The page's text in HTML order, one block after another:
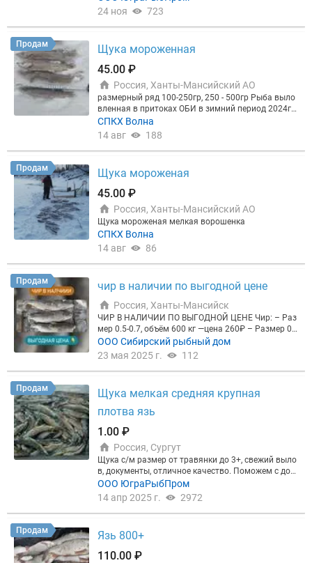
3 3+ Щука 0,3-0,5 Травянка до 300гр Язь 0.8+ Язь
17+ Сырок 250+ Сырок 150-250 Лещ 100-300 Лещ
ковка мешки(ворох), брикет пакет, вся рыба отка
либрована строго по размерам. Полный пакет до
кументов. При заказе от 20тн поможем с доставк
ой. Ассортимент и наличие, цены, уточняйте по те
лефону или в любом удобном мессенджере. Пост
оянным клиентам отсрочка платежа. Звоните ил
и скидывайте ваши заявки на эл.почту optfish21с
обакаgmail.com
24 ноя
723
Продам
Щука мороженная
45.00 ₽
Россия, Ханты-Мансийский АО
размерный ряд 100-250гр, 250 - 500гр Рыба выло
вленная в притоках ОБИ в зимний период 2024го
да Самовывоз от 5 тонн
СПКХ Волна
14 авг
188
Продам
Щука мороженая
45.00 ₽
Россия, Ханты-Мансийский АО
Щука мороженая мелкая ворошенка
СПКХ Волна
14 авг
86
Продам чир в наличии по выгодной цене
Россия, Ханты-Мансийск
ЧИР В НАЛИЧИИ ПО ВЫГОДНОЙ ЦЕНЕ Чир: – Раз
мер 0.5-0.7, объём 600 кг —цена 260₽ – Размер 0.
7-1.0, объём 2500 кг —цена 310₽ – Размер 0.8-1.5,
объём 400 кг —цена 330₽ Сырок: – Размер 0.3-1.0,
борье Цена актуальна на весь объём 4.5 тонн
ООО Сибирский рыбный дом
23 мая 2025 г.
112
Продам
Щука мелкая средняя крупная
плотва язь
1.00 ₽
Россия, Сургут
Щука с/м размер от травянки до 3+, свежий выло
в, документы, отличное качество. Поможем с дос
тавкой. Так же в наличии язь все размеры, плотв
а средняя 13-16см. Звоните, пишите, приезжайте
смотрите, покупайте.
ООО ЮграРыбПром
14 апр 2025 г.
2972
Продам
Язь 800+
110.00 ₽